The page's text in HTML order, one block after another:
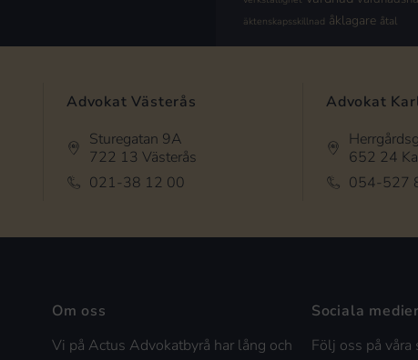
äktenskapsskillnad åklagare åtal
Advokat Västerås
Sturegatan 9A
722 13 Västerås
021-38 12 00
Advokat
652 24
054-527
Om oss
Vi på Actus Advokatbyrå har lång och
Sociala medier
Följ oss på